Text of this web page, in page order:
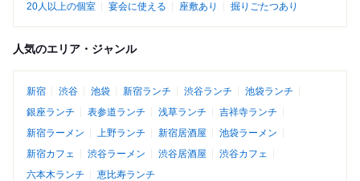
20人以上の個室
宴会に使える 座敷あり 掘りごたつあり
人気のエリア・ジャンル
新宿 渋谷 池袋 新宿ランチ 渋谷ランチ
池袋ランチ
銀座ランチ
表参道ランチ 浅草ランチ
吉祥寺ランチ
新宿ラーメン
上野ランチ 新宿居酒屋
池袋ラーメン
新宿カフェ
渋谷ラーメン 渋谷居酒屋
渋谷カフェ
六本木ランチ
恵比寿ランチ